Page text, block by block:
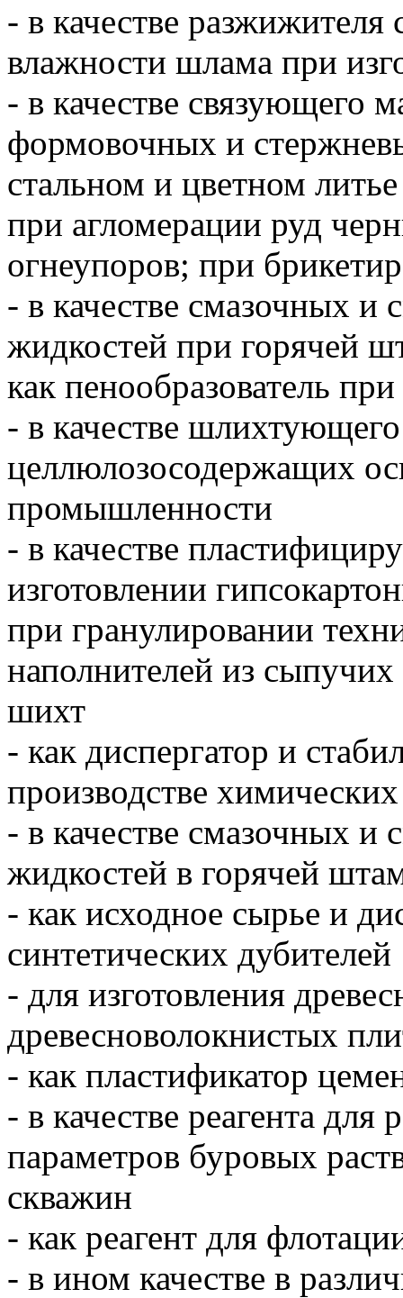
- в качестве
влажности шлама при
- в качестве связующего
формовочных и
стальном и цветном литье
при агломерации руд
огнеупоров; при
- в качестве смазочных
жидкостей при горячей
как пенообразователь
- в качестве шлихтующего
целлюлозосодержащих
промышленности
- в качестве
изготовлении
при гранулировании
наполнителей из
шихт
- как диспергатор и
производстве
- в качестве смазочных
жидкостей в горячей
- как исходное сырье и
синтетических дубителей
- для изготовления
древесноволокнистых
- как пластификатор
- в качестве реагента
параметров буровых
скважин
- как реагент для
- в ином качестве в